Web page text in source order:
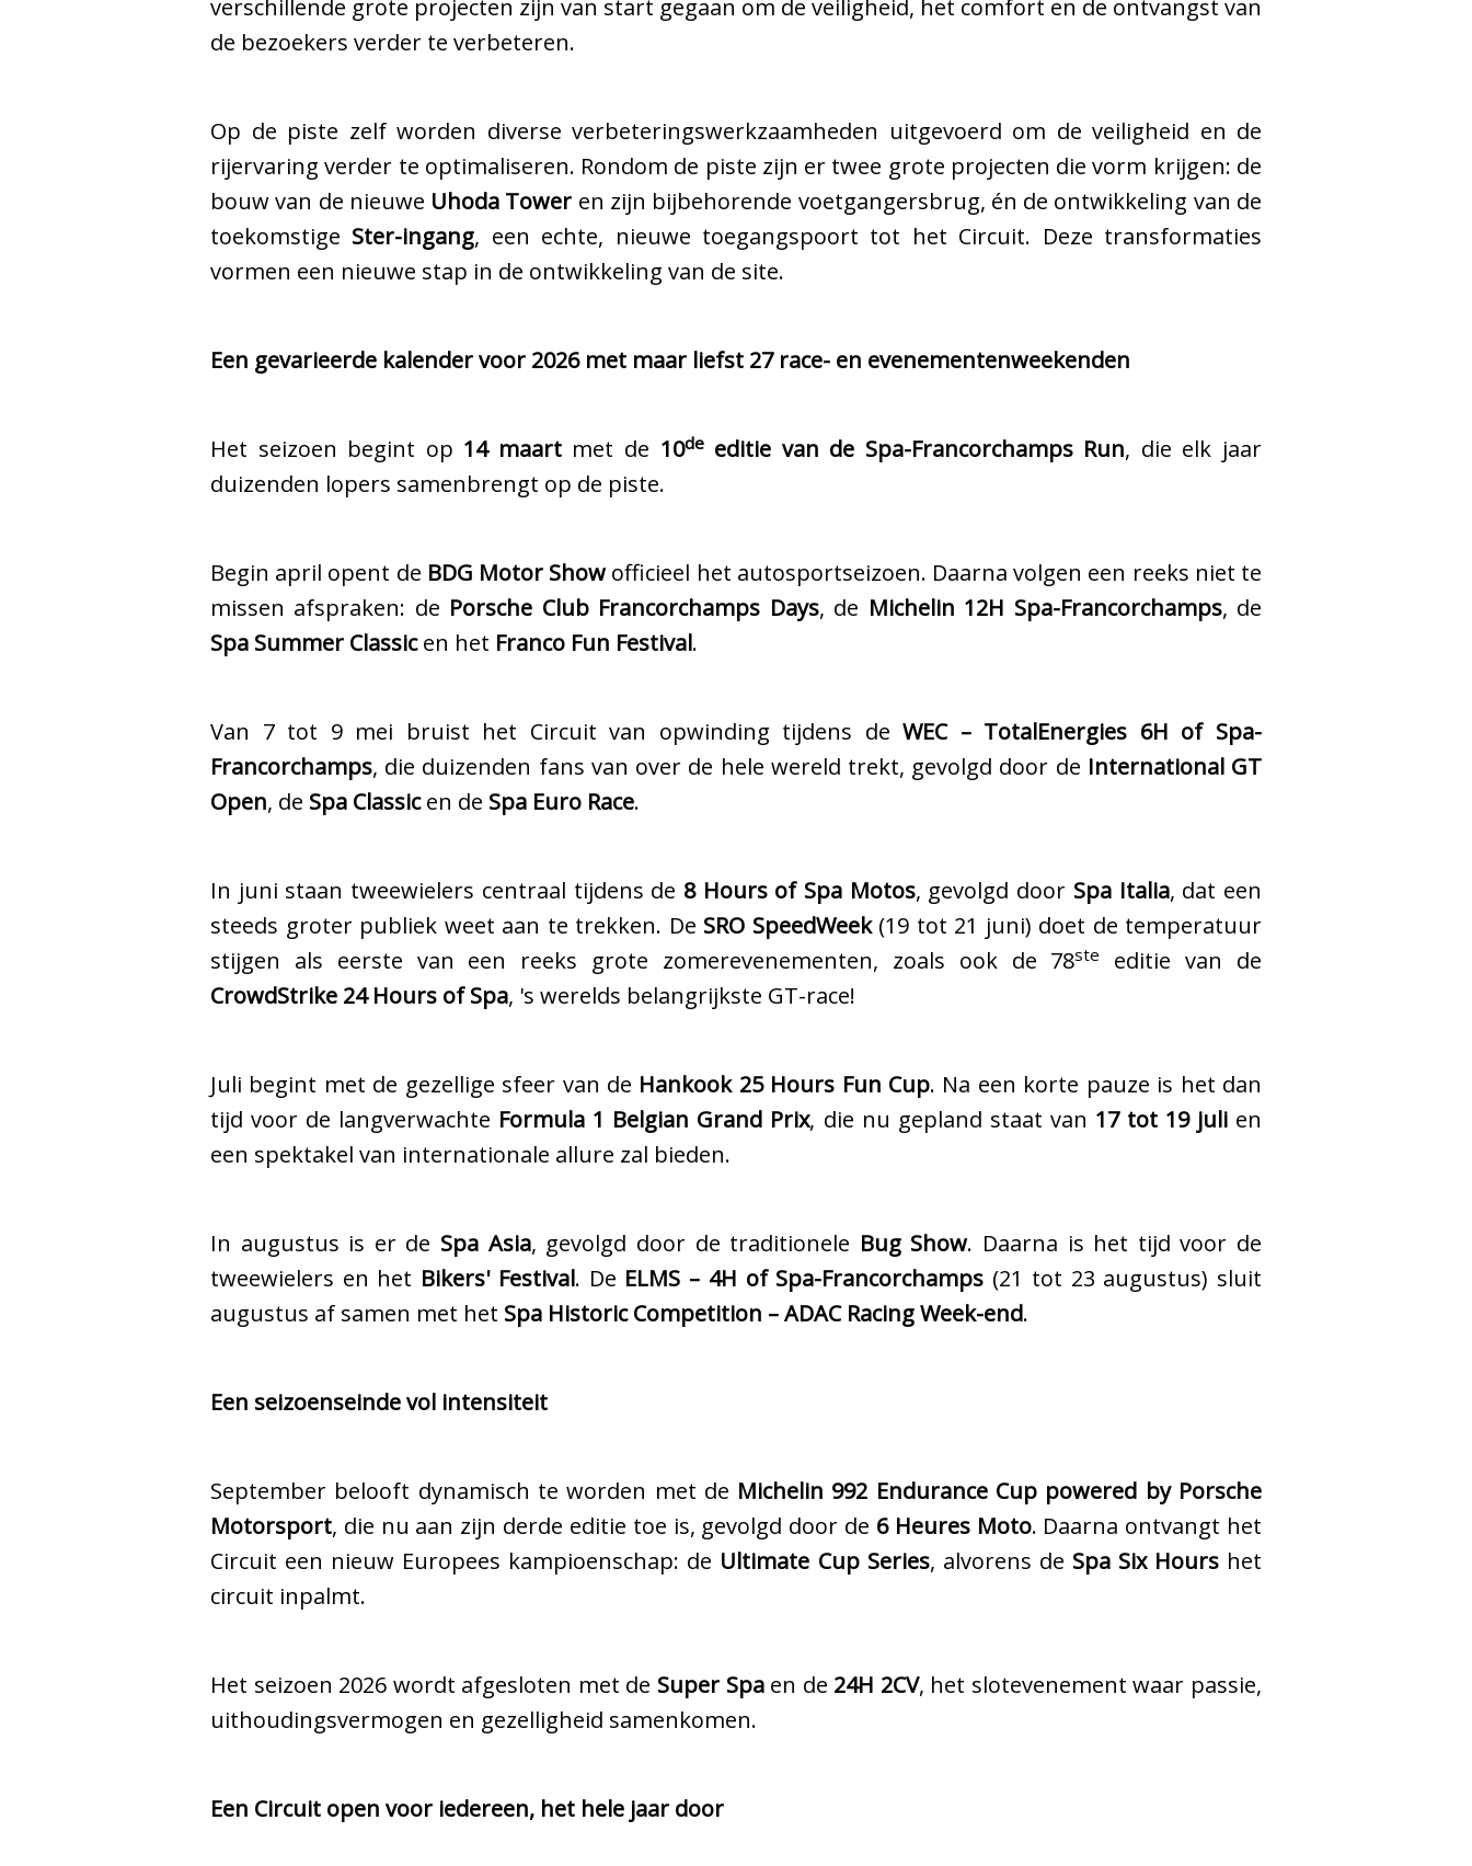
verschillende grote projecten zijn van start gegaan om de veiligheid, het comfort en de ontvangst van
de bezoekers verder te verbeteren.
Op de piste zelf worden diverse verbeteringswerkzaamheden uitgevoerd om de veiligheid en de
rijervaring verder te optimaliseren. Rondom de piste zijn er twee grote projecten die vorm krijgen: de
bouw van de nieuwe Uhoda Tower en zijn bijbehorende voetgangersbrug, én de ontwikkeling van de
toekomstige Ster-ingang, een echte, nieuwe toegangspoort tot het Circuit. Deze transformaties
vormen een nieuwe stap in de ontwikkeling van de site.
Een gevarieerde kalender voor 2026 met maar liefst 27 race- en evenementenweekenden
Het seizoen begint op 14 maartmet de 10deeditie van de Spa-Francorchamps Run, die elk jaar
duizenden lopers samenbrengt op de piste.
Begin april opent de BDG Motor Show officieel het autosportseizoen. Daarna volgen een reeks niet te
missen afspraken: de Porsche Club Francorchamps Days, de Michelin 12H Spa-Francorchamps, de
Spa Summer Classicen het Franco Fun Festival.
Van 7 tot 9 mei bruist het Circuit van opwinding tijdens deWEC – TotalEnergies 6H of Spa-
Francorchamps, die duizenden fans van over de hele wereld trekt, gevolgd door de International GT
Open, de Spa Classicen de Spa Euro Race.
In juni staan ​​tweewielers centraal tijdens de 8 Hours of Spa Motos, gevolgd door Spa Italia, dat een
steeds groter publiek weet aan te trekken. De SRO SpeedWeek(19 tot 21 juni) doet de temperatuur
stijgen als eerste van een reeks grote zomerevenementen, zoals ook de 78ste
editie van de
CrowdStrike 24 Hours of Spa, 's werelds belangrijkste GT-race!
Juli begint met de gezellige sfeer van de Hankook 25 Hours Fun Cup. Na een korte pauze is het dan
tijd voor de langverwachte Formula 1 Belgian Grand Prix, die nu gepland staat van 17 tot 19 julien
een spektakel van internationale allure zal bieden.
In augustus is er de Spa Asia, gevolgd door de traditionele Bug Show. Daarna is het tijd voor de
tweewielers en het Bikers' Festival. De ELMS – 4H of Spa-Francorchamps (21 tot 23 augustus) sluit
augustus af samen met het Spa Historic Competition – ADAC Racing Week-end.
Een seizoenseinde vol intensiteit
September belooft dynamisch te worden met de Michelin 992 Endurance Cup powered by Porsche
Motorsport, die nu aan zijn derde editie toe is, gevolgd door de 6 Heures Moto. Daarna ontvangt het
Circuit een nieuw Europees kampioenschap: de Ultimate Cup Series, alvorens de Spa Six Hourshet
circuit inpalmt.
Het seizoen 2026 wordt afgesloten met de Super Spaen de 24H 2CV, het slotevenement waar passie,
uithoudingsvermogen en gezelligheid samenkomen.
Een Circuit open voor iedereen, het hele jaar door